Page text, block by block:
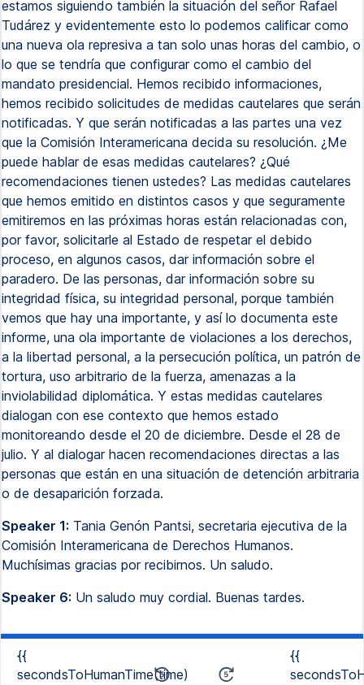
estamos siguiendo también la situación del señor Rafael
Tudárez y evidentemente esto lo podemos calificar como
una nueva ola represiva a tan solo unas horas del cambio, o
lo que se tendría que configurar como el cambio del
mandato presidencial. Hemos recibido informaciones,
hemos recibido solicitudes de medidas cautelares que serán
notificadas. Y que serán notificadas a las partes una vez
que la Comisión Interamericana decida su resolución. ¿Me
puede hablar de esas medidas cautelares? ¿Qué
recomendaciones tienen ustedes? Las medidas cautelares
que hemos emitido en distintos casos y que seguramente
emitiremos en las próximas horas están relacionadas con,
por favor, solicitarle al Estado de respetar el debido
proceso, en algunos casos, dar información sobre el
paradero. De las personas, dar información sobre su
integridad física, su integridad personal, porque también
vemos que hay una importante, y así lo documenta este
informe, una ola importante de violaciones a los derechos,
a la libertad personal, a la persecución política, un patrón de
tortura, uso arbitrario de la fuerza, amenazas a la
inviolabilidad diplomática. Y estas medidas cautelares
dialogan con ese contexto que hemos estado
monitoreando desde el 20 de diciembre. Desde el 28 de
julio. Y al dialogar hacen recomendaciones directas a las
personas que están en una situación de detención arbitraria
o de desaparición forzada.
Speaker 1: Tania Genón Pantsi, secretaria ejecutiva de la
Comisión Interamericana de Derechos Humanos.
Muchísimas gracias por recibirnos. Un saludo.
Speaker 6: Un saludo muy cordial. Buenas tardes.
{{
secondsToHumanTime(time)
{{